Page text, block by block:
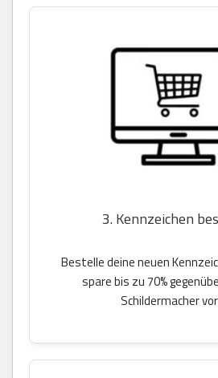
3. Kennzeichen
Bestelle deine neuen
spare bis zu 70%
Schildermacher